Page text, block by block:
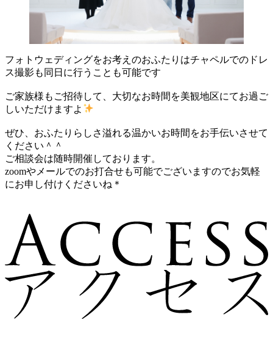
フォトウェディングをお考えのおふたりはチャペルでのドレ
ス撮影も同日に行うことも可能です
ご家族様もご招待して、大切なお時間を美観地区にてお過ご
しいただけますよ
ぜひ、おふたりらしさ溢れる温かいお時間をお手伝いさせて
ください＾＾
ご相談会は随時開催しております。
zoomやメールでのお打合せも可能でございますのでお気軽
にお申し付けくださいね＊